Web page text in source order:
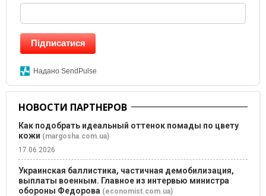
Підписатися
Надано SendPulse
НОВОСТИ ПАРТНЕРОВ
Как подобрать идеальный оттенок помады по цвету
кожи (margosha.com.ua)
17.06.2026
Украинская баллистика, частичная демобилизация,
выплаты военным. Главное из интервью министра
обороны Федорова (economist.com.ua)